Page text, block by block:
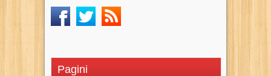
Pagini